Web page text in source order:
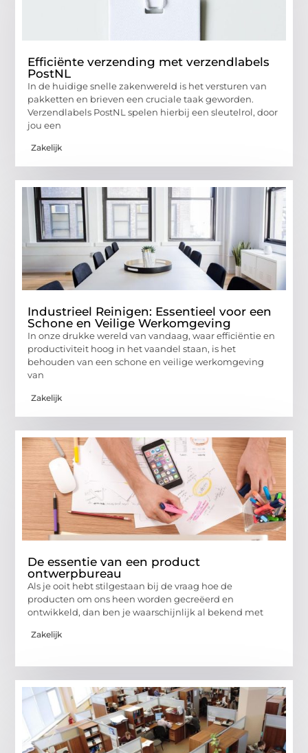
Efficiënte verzending met verzendlabels
PostNL
In de huidige snelle zakenwereld is het versturen van
pakketten en brieven een cruciale taak geworden.
Verzendlabels PostNL spelen hierbij een sleutelrol, door
jou een
Zakelijk
Industrieel Reinigen: Essentieel voor een
Schone en Veilige Werkomgeving
In onze drukke wereld van vandaag, waar efficiëntie en
productiviteit hoog in het vaandel staan, is het
behouden van een schone en veilige werkomgeving
van
Zakelijk
De essentie van een product
ontwerpbureau
Als je ooit hebt stilgestaan bij de vraag hoe de
producten om ons heen worden gecreëerd en
ontwikkeld, dan ben je waarschijnlijk al bekend met
Zakelijk